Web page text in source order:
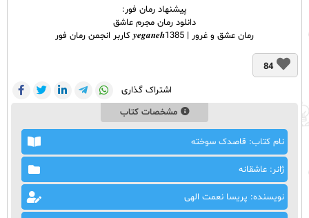
پیشنهاد رمان فور:
دانلود رمان مجرم عاشق
رمان عشق و غرور | 𝒚𝒆𝒈𝒂𝒏𝒆𝒉1385 کاربر انجمن رمان فور
84
اشتراک گذاری
مشخصات کتاب
نام کتاب: قاصدک سوخته
ژانر: عاشقانه
نویسنده: پریسا نعمت الهی